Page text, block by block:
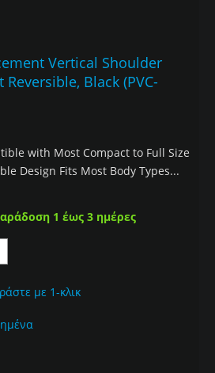
Vertical Shoulder
Black (PVC-
with Most Compact to Full Size
Design Fits Most Body Types...
1 έως 3 ημέρες
με 1-κλικ